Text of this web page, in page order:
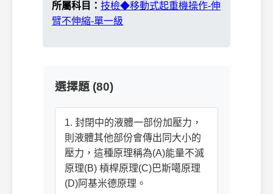
所屬科目： 技檢◆移動式起重機操作-伸
臂不伸縮-單一級
選擇題 (80)
1. 封閉中的液體一部份加壓力，
則液體其他部份會傳出同大小的
壓力，這種原理稱為(A)能量不滅
原理(B) 槓桿原理(C)巴斯噶原理
(D)阿基米德原理。